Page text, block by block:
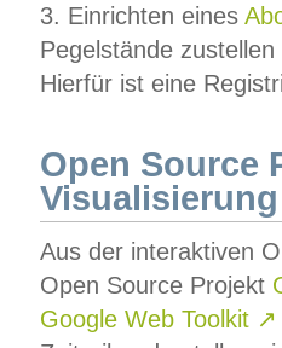
3. Einrichten eines
Pegelstände
Hierfür ist eine
Open Source
Visualisierung
Aus der interaktiven
Open Source Projekt
Google Web Toolkit ↗